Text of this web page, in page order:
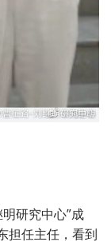
研究中心”成
担任主任，看到